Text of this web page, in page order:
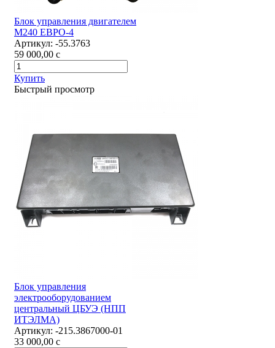
Блок управления двигателем
М240 ЕВРО-4
Артикул: -55.3763
59 000,00 c
Купить
Быстрый просмотр
Блок управления
электрооборудованием
центральный ЦБУЭ (НПП
ИТЭЛМА)
Артикул: -215.3867000-01
33 000,00 c